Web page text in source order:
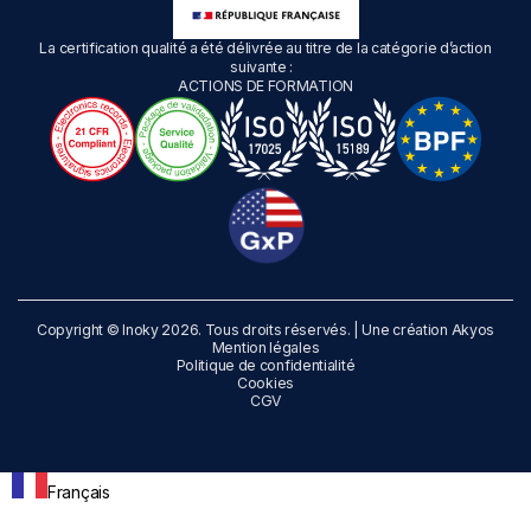
La certification qualité a été délivrée au titre de la catégorie d’action
suivante :
ACTIONS DE FORMATION
Copyright © Inoky 2026. Tous droits réservés. | Une création Akyos
Mention légales
Politique de confidentialité
Cookies
CGV
Français